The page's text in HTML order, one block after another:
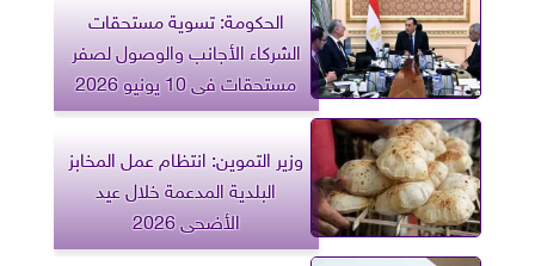
الحكومة: تسوية مستحقات
الشركاء الأجانب والوصول لصفر
مستحقات فى 10 يونيو 2026
وزير التموين: انتظام عمل المخابز
البلدية المدعمة خلال عيد
الأضحى 2026